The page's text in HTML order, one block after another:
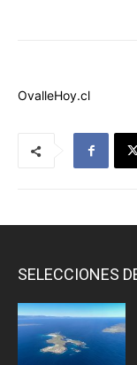
OvalleHoy.cl
SELECCIONES